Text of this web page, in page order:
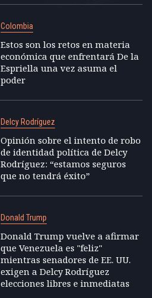
Colombia
Estos son los retos en materia
económica que enfrentará De la
Espriella una vez asuma el
poder
Delcy Rodríguez
Opinión sobre el intento de robo
de identidad política de Delcy
Rodríguez: “estamos seguros
que no tendrá éxito”
Donald Trump
Donald Trump vuelve a afirmar
que Venezuela es "feliz"
mientras senadores de EE. UU.
exigen a Delcy Rodríguez
elecciones libres e inmediatas